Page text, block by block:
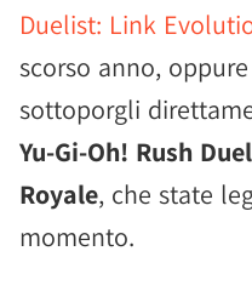
Duelist: Link
scorso anno,
sottoporgli
Yu-Gi-Oh! Rush
Royale, che state
momento.